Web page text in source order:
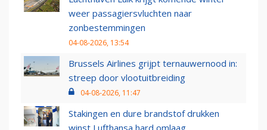
weer passagiersvluchten naar
zonbestemmingen
04-08-2026, 13:54
Brussels Airlines grijpt ternauwernood in:
streep door vlootuitbreiding
04-08-2026, 11:47
Stakingen en dure brandstof drukken